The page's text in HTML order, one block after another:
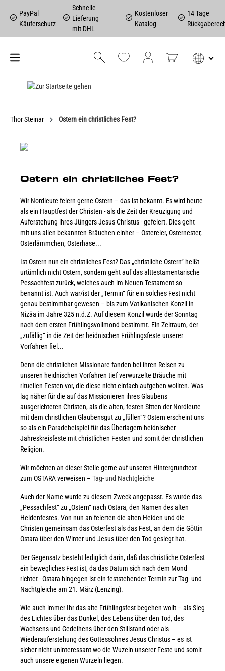
PayPal
Käuferschutz
Schnelle
Lieferung
mit DHL
Kostenloser
Katalog
14 Tage
Thor Steinar Ostern ein christliches Fest?
Ostern ein christliches Fest?
Wir Nordleute feiern gerne Ostern – das ist bekannt. Es wird heute
als ein Hauptfest der Christen - als die Zeit der Kreuzigung und
Auferstehung ihres Jüngers Jesus Christus - gefeiert. Dies geht
mit uns allen bekannten Bräuchen einher – Ostereier, Osternester,
Osterlämmchen, Osterhase...
Ist Ostern nun ein christliches Fest? Das „christliche Ostern“ heißt
urtümlich nicht Ostern, sondern geht auf das alttestamentarische
Pessachfest zurück, welches auch im Neuen Testament so
benannt ist. Auch war/ist der „Termin“ für ein solches Fest nicht
genau bestimmbar gewesen – bis zum Vatikanischen Konzil in
Nizäa im Jahre 325 n.d.Z. Auf diesem Konzil wurde der Sonntag
nach dem ersten Frühlingsvollmond bestimmt. Ein Zeitraum, der
„zufällig“ in die Zeit der heidnischen Frühlingsfeste unserer
Vorfahren fiel...
Denn die christlichen Missionare fanden bei ihren Reisen zu
unseren heidnischen Vorfahren tief verwurzelte Bräuche mit
rituellen Festen vor, die diese nicht einfach aufgeben wollten. Was
lag näher für die auf das Missionieren ihres Glaubens
ausgerichteten Christen, als die alten, festen Sitten der Nordleute
mit dem christlichen Glaubensgut zu „füllen“? Ostern erscheint uns
so als ein Paradebeispiel für das Überlagern heidnischer
Jahreskreisfeste mit christlichen Festen und somit der christlichen
Religion.
Wir möchten an dieser Stelle gerne auf unseren Hintergrundtext
zum OSTARA verweisen – Tag- und Nachtgleiche
Auch der Name wurde zu diesem Zweck angepasst. Es wurde das
„Pessachfest“ zu „Ostern“ nach Ostara, den Namen des alten
Heidenfestes. Von nun an feierten die alten Heiden und die
Christen gemeinsam das Osterfest als das Fest, an dem die Göttin
Ostara über den Winter und Jesus über den Tod gesiegt hat.
Der Gegensatz besteht lediglich darin, daß das christliche Osterfest
ein bewegliches Fest ist, da das Datum sich nach dem Mond
richtet - Ostara hingegen ist ein feststehender Termin zur Tag- und
Nachtgleiche am 21. März (Lenzing).
Wie auch immer Ihr das alte Frühlingsfest begehen wollt – als Sieg
des Lichtes über das Dunkel, des Lebens über den Tod, des
Wachsens und Gedeihens über den Stillstand oder als
Wiederauferstehung des Gottessohnes Jesus Christus – es ist
sicher nicht uninteressant wo die Wuzeln unserer Feste und somit
auch unsere eigenen Wurzeln liegen.